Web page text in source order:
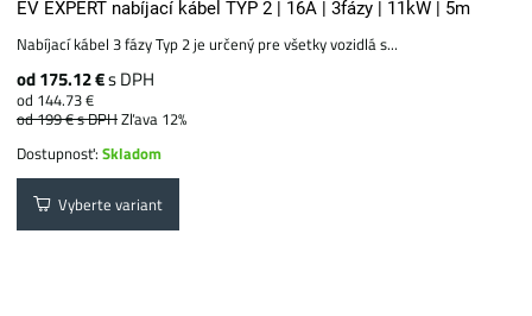
EV EXPERT nabíjací kábel TYP 2 | 16A | 3fázy | 11kW | 5m
Nabíjací kábel 3 fázy Typ 2 je určený pre všetky vozidlá s...
od 175.12 €s DPH
od 144.73 €
od 199 €s DPHZľava 12%
Dostupnosť:Skladom
Vyberte variant